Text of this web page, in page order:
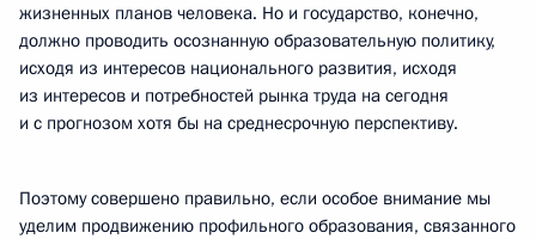
жизненных планов человека. Но и государство, конечно,
должно проводить осознанную образовательную политику,
исходя из интересов национального развития, исходя
из интересов и потребностей рынка труда на сегодня
и с прогнозом хотя бы на среднесрочную перспективу.
Поэтому совершено правильно, если особое внимание мы
уделим продвижению профильного образования, связанного